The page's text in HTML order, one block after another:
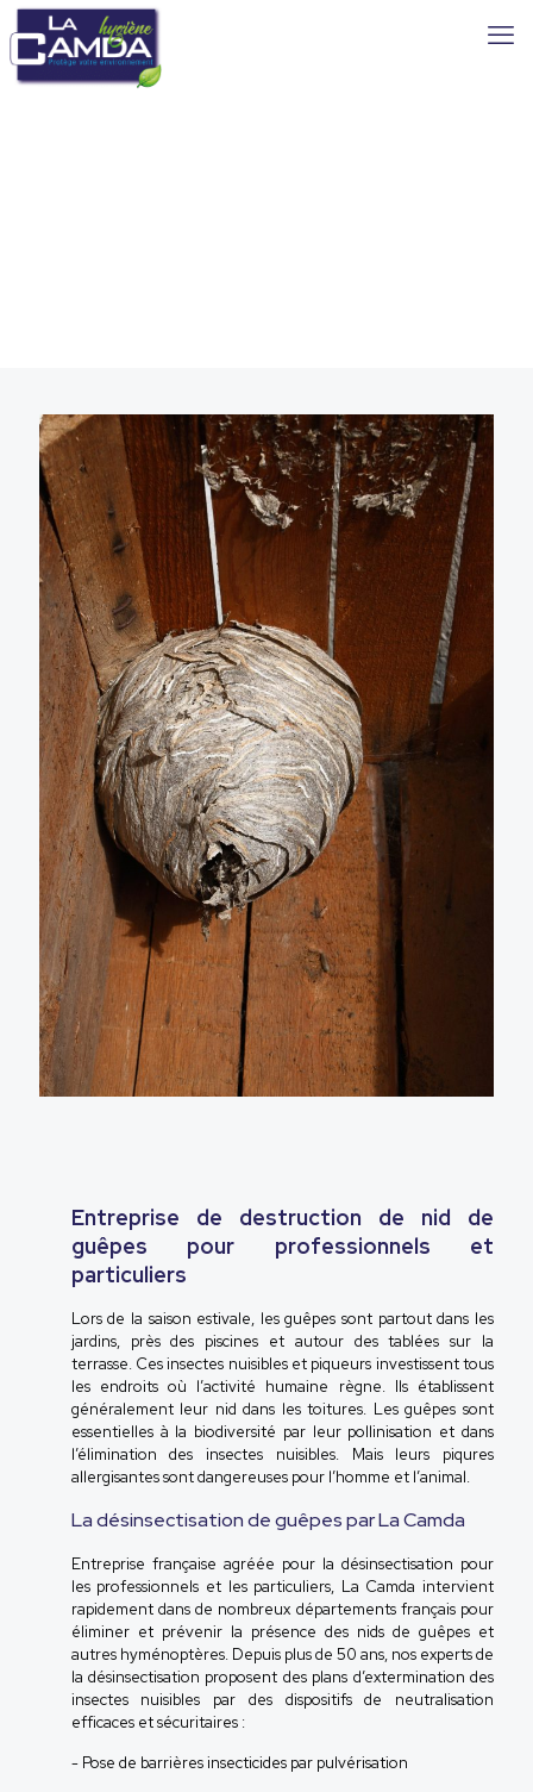
Entreprise de destruction de nid de
guêpes pour professionnels et
particuliers
Lors de la saison estivale, les guêpes sont partout dans les
jardins, près des piscines et autour des tablées sur la
terrasse. Ces insectes nuisibles et piqueurs investissent tous
les endroits où l’activité humaine règne. Ils établissent
généralement leur nid dans les toitures. Les guêpes sont
essentielles à la biodiversité par leur pollinisation et dans
l’élimination des insectes nuisibles. Mais leurs piqures
allergisantes sont dangereuses pour l’homme et l’animal.
La désinsectisation de guêpes par La Camda
Entreprise française agréée pour la désinsectisation pour
les professionnels et les particuliers, La Camda intervient
rapidement dans de nombreux départements français pour
éliminer et prévenir la présence des nids de guêpes et
autres hyménoptères. Depuis plus de 50 ans, nos experts de
la désinsectisation proposent des plans d’extermination des
insectes nuisibles par des dispositifs de neutralisation
efficaces et sécuritaires :
- Pose de barrières insecticides par pulvérisation